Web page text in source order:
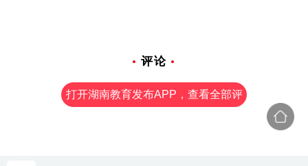
评论
打开湖南教育发布APP，查看全部评